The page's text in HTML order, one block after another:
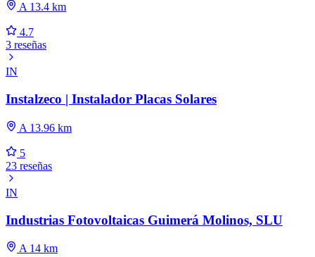
A 13.4 km
4.7
3 reseñas
IN
Instalzeco | Instalador Placas Solares
A 13.96 km
5
23 reseñas
IN
Industrias Fotovoltaicas Guimerá Molinos, SLU
A 14 km